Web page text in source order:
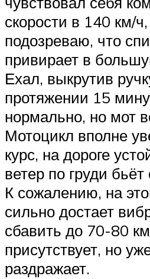
скорости в 140 км/ч,
подозреваю, что
привирает в
Ехал, выкрутив
протяжении 15
нормально, но мот
Мотоцикл вполне
курс, на дороге
ветер по груди
К сожалению, на
сильно достает
сбавить до 70-80
присутствует, но
раздражает.